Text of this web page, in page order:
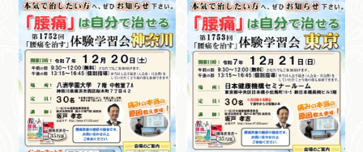
上開催しています。午前中はだ
れが参加しても無料です。午後
は会員限定で開催しています。
自分で慢性痛を治すためのメン
テナンス方法を指導していま
す。
上開催しています。午前中はだ
れが参加しても無料です。午後
は会員限定で開催しています。
自分で慢性痛を治すためのメン
テナンス方法を指導していま
す。